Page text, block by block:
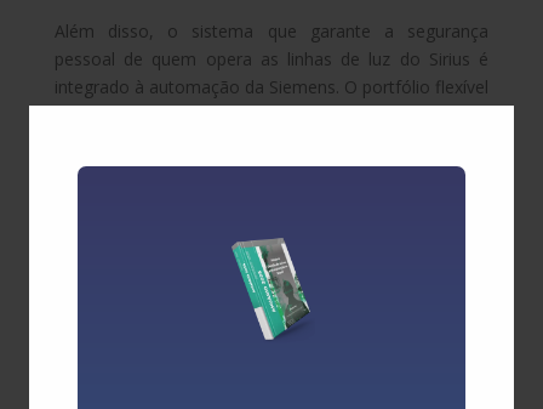
Além disso, o sistema que garante a segurança
pessoal de quem opera as linhas de luz do Sirius é
integrado à automação da Siemens. O portfólio flexível
engenharia do sistema. As soluções com safety
desenvolvimento mais rápido de soluções e menores
esforços de engenharia.
A nova versão do sistema de visualização WinCC